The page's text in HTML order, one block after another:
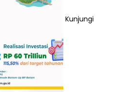
Kunjungi